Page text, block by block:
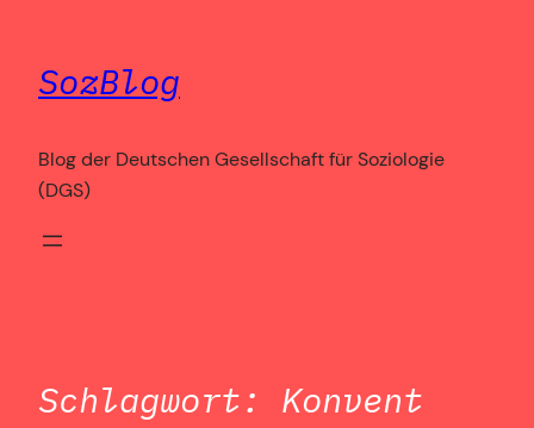
springen
SozBlog
Blog der Deutschen Gesellschaft für Soziologie
(DGS)
Schlagwort: Konvent